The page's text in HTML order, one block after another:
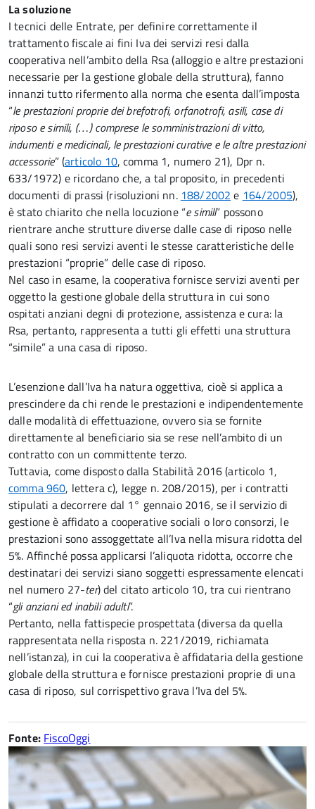
La soluzione
I tecnici delle Entrate, per definire correttamente il
trattamento fiscale ai fini Iva dei servizi resi dalla
cooperativa nell’ambito della Rsa (alloggio e altre prestazioni
necessarie per la gestione globale della struttura), fanno
innanzi tutto rifermento alla norma che esenta dall’imposta
“le prestazioni proprie dei brefotrofi, orfanotrofi, asili, case di
riposo e simili, (…) comprese le somministrazioni di vitto,
indumenti e medicinali, le prestazioni curative e le altre prestazioni
accessorie” (articolo 10, comma 1, numero 21), Dpr n.
633/1972) e ricordano che, a tal proposito, in precedenti
documenti di prassi (risoluzioni nn. 188/2002 e 164/2005),
è stato chiarito che nella locuzione “e simili” possono
rientrare anche strutture diverse dalle case di riposo nelle
quali sono resi servizi aventi le stesse caratteristiche delle
prestazioni “proprie” delle case di riposo.
Nel caso in esame, la cooperativa fornisce servizi aventi per
oggetto la gestione globale della struttura in cui sono
ospitati anziani degni di protezione, assistenza e cura: la
Rsa, pertanto, rappresenta a tutti gli effetti una struttura
“simile” a una casa di riposo.
L’esenzione dall’Iva ha natura oggettiva, cioè si applica a
prescindere da chi rende le prestazioni e indipendentemente
dalle modalità di effettuazione, ovvero sia se fornite
direttamente al beneficiario sia se rese nell’ambito di un
contratto con un committente terzo.
Tuttavia, come disposto dalla Stabilità 2016 (articolo 1,
comma 960, lettera c), legge n. 208/2015), per i contratti
stipulati a decorrere dal 1° gennaio 2016, se il servizio di
gestione è affidato a cooperative sociali o loro consorzi, le
prestazioni sono assoggettate all’Iva nella misura ridotta del
5%. Affinché possa applicarsi l’aliquota ridotta, occorre che
destinatari dei servizi siano soggetti espressamente elencati
nel numero 27-ter) del citato articolo 10, tra cui rientrano
“gli anziani ed inabili adulti”.
Pertanto, nella fattispecie prospettata (diversa da quella
rappresentata nella risposta n. 221/2019, richiamata
nell’istanza), in cui la cooperativa è affidataria della gestione
globale della struttura e fornisce prestazioni proprie di una
casa di riposo, sul corrispettivo grava l’Iva del 5%.
Fonte: FiscoOggi